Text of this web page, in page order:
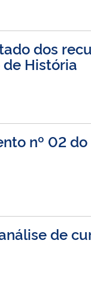
dos
História
nº 02
de